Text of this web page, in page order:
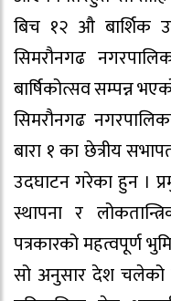
बिच १२ औ बार्शिक
सिमरौनगढ
बार्षिकोत्सव सम्पन्न
सिमरौनगढ
बारा १ का छेत्रीय
उदघाटन गरेका हुन ।
स्थापना र
पत्रकारको महत्वपूर्ण
सो अनुसार देश चलेको